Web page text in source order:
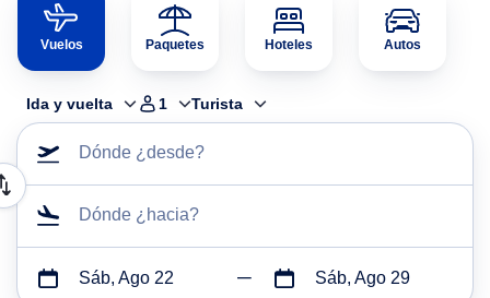
Vuelos Paquetes Hoteles Autos
Ida y vuelta 1 Turista
Dónde ¿desde?
Dónde ¿hacia?
Sáb, Ago 22 Sáb, Ago 29